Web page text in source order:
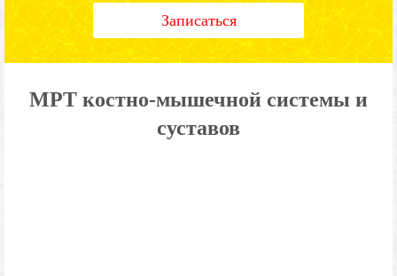
Записаться
МРТ костно-мышечной системы и
суставов